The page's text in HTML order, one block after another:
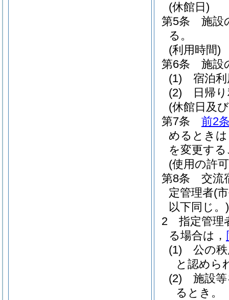
(休館日)
第5条
施設
る。
(利用時間)
第6条
施設
(1)
宿泊
(2)
日帰
(休館日及
第7条
前2
めるとき
を変更す
(使用の許
第8条
交流
定管理者(
以下同じ。)
2
指定管理
る場合は，
(1)
公の
と認めら
(2)
施設
るとき。